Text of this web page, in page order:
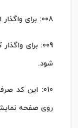
008: برای واگذار اپراتور از این کد استفاده می شود.
009: برای
شود.
010: این کد
روی صفحه